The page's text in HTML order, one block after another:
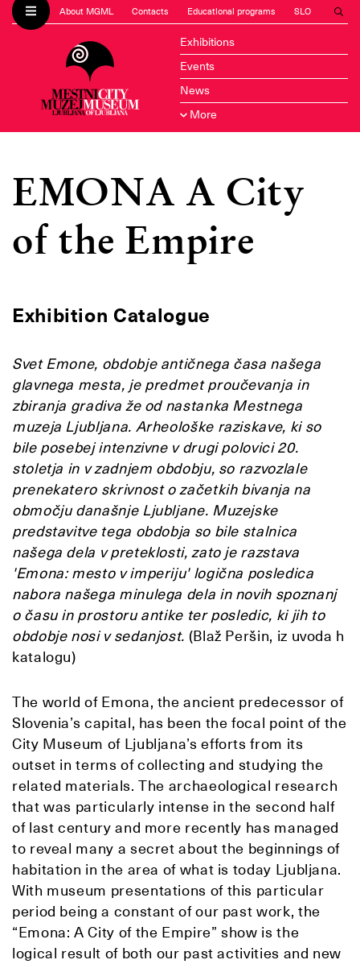
About MGML Contacts Educational programs SLO
Exhibitions
Events
News
More
EMONA A City
of the Empire
Exhibition Catalogue
Svet Emone, obdobje antičnega časa našega
glavnega mesta, je predmet proučevanja in
zbiranja gradiva že od nastanka Mestnega
muzeja Ljubljana. Arheološke raziskave, ki so
bile posebej intenzivne v drugi polovici 20.
stoletja in v zadnjem obdobju, so razvozlale
prenekatero skrivnost o začetkih bivanja na
območju današnje Ljubljane. Muzejske
predstavitve tega obdobja so bile stalnica
našega dela v preteklosti, zato je razstava
'Emona: mesto v imperiju' logična posledica
nabora našega minulega dela in novih spoznanj
o času in prostoru antike ter posledic, ki jih to
obdobje nosi v sedanjost. (Blaž Peršin, iz uvoda h
katalogu)
The world of Emona, the ancient predecessor of
Slovenia’s capital, has been the focal point of the
City Museum of Ljubljana’s efforts from its
outset in terms of collecting and studying the
related materials. The archaeological research
that was particularly intense in the second half
of last century and more recently has managed
to reveal many a secret about the beginnings of
habitation in the area of what is today Ljubljana.
With museum presentations of this particular
period being a constant of our past work, the
“Emona: A City of the Empire” show is the
logical result of both our past activities and new